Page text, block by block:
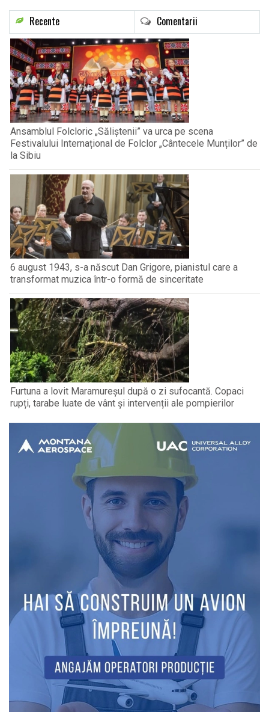
Recente Comentarii
Ansamblul Folcloric „Săliștenii” va urca pe scena
Festivalului Internațional de Folclor „Cântecele Munților” de
la Sibiu
6 august 1943, s-a născut Dan Grigore, pianistul care a
transformat muzica într-o formă de sinceritate
Furtuna a lovit Maramureșul după o zi sufocantă. Copaci
rupți, tarabe luate de vânt și intervenții ale pompierilor